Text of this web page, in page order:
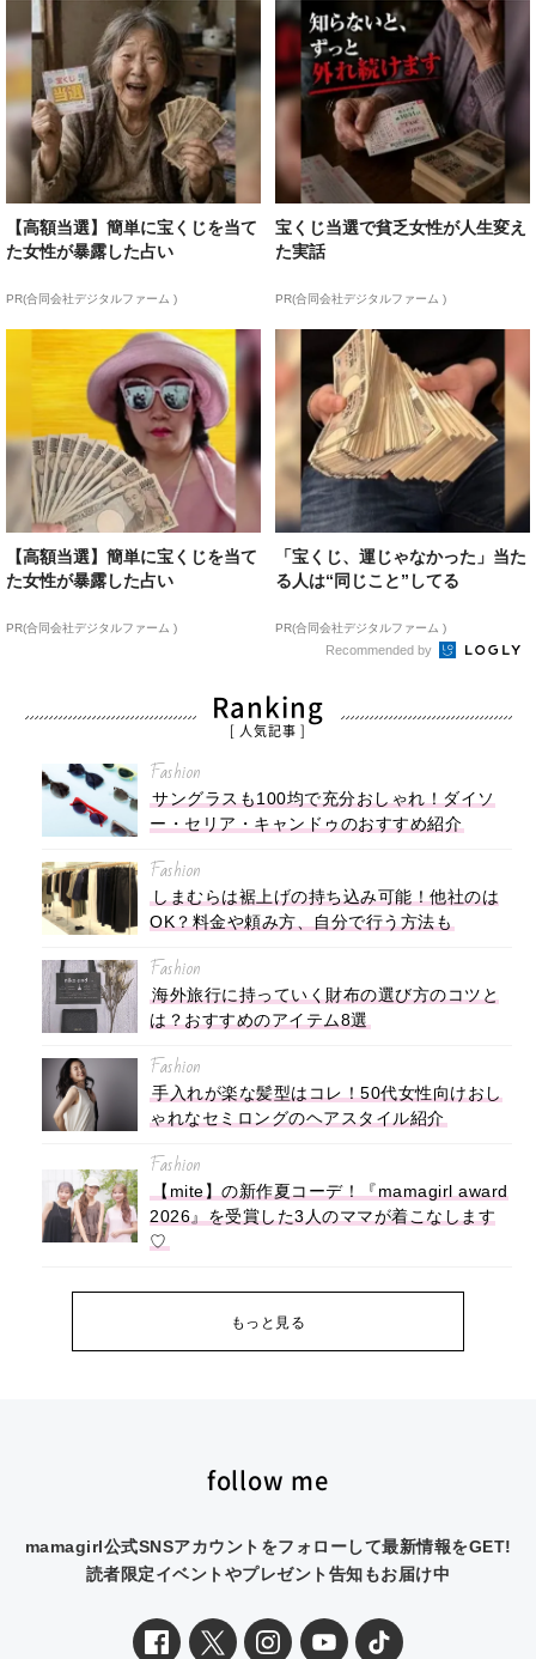
【高額当選】簡単に宝くじを当て
た女性が暴露した占い
PR(合同会社デジタルファーム )
宝くじ当選で貧乏女性が人生変え
た実話
PR(合同会社デジタルファーム )
【高額当選】簡単に宝くじを当て
た女性が暴露した占い
PR(合同会社デジタルファーム )
「宝くじ、運じゃなかった」当た
る人は“同じこと”してる
PR(合同会社デジタルファーム )
Recommended by
Ranking
[ 人気記事 ]
Fashion
サングラスも100均で充分おしゃれ！ダイソ
ー・セリア・キャンドゥのおすすめ紹介
Fashion
しまむらは裾上げの持ち込み可能！他社のは
OK？料金や頼み方、自分で行う方法も
Fashion
海外旅行に持っていく財布の選び方のコツと
は？おすすめのアイテム8選
Fashion
手入れが楽な髪型はコレ！50代女性向けおし
ゃれなセミロングのヘアスタイル紹介
Fashion
【mite】の新作夏コーデ！『mamagirl award
2026』を受賞した3人のママが着こなします
♡
もっと見る
follow me
mamagirl公式SNSアカウントをフォローして最新情報をGET!
読者限定イベントやプレゼント告知もお届け中